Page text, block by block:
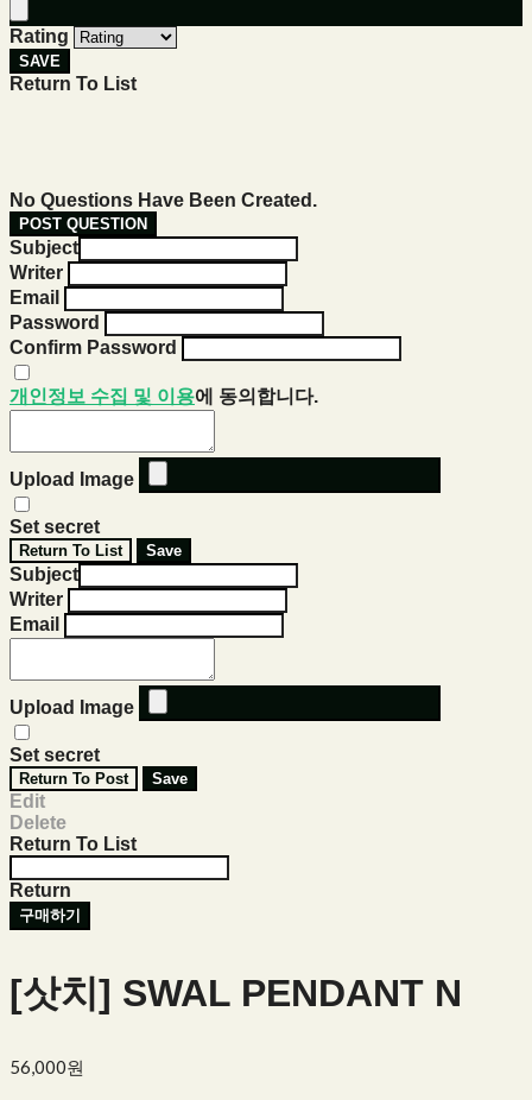
Rating
SAVE
Return To List
No Questions Have Been Created.
POST QUESTION
Subject
Writer
Email
Password
Confirm Password
개인정보 수집 및 이용에 동의합니다.
Upload Image
Set secret
Return To List Save
Subject
Writer
Email
Upload Image
Set secret
Return To Post Save
Edit
Delete
Return To List
Return
구매하기
[삿치] SWAL PENDANT N
56,000원